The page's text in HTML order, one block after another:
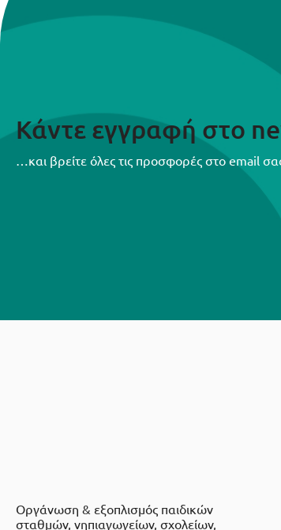
Κάντε εγγραφή στο
…και βρείτε όλες τις προσφορές στο email
Οργάνωση & εξοπλισμός παιδικών
σταθμών, νηπιαγωγείων, σχολείων,